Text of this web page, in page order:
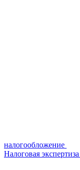
налогообложение
Налоговая